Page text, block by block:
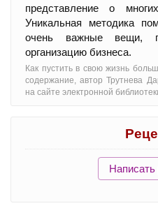
представление о
Уникальная методика
очень важные вещи,
организацию бизнеса.
Как пустить в свою жизнь
содержание, автор Трутнева
на сайте электронной